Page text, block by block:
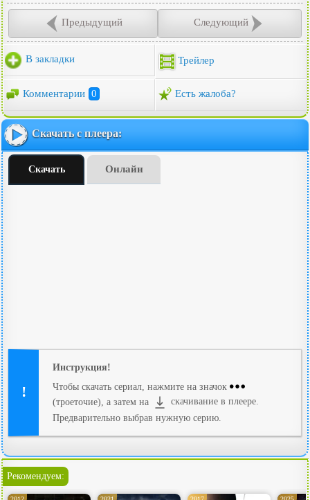
Предыдущий Следующий
В закладки Трейлер
Комментарии 0 Есть жалоба?
Скачать с плеера:
Скачать Онлайн
Инструкция!
Чтобы скачать сериал, нажмите на значок
(троеточие), а затем на
скачивание в плеере.
Предварительно выбрав нужную серию.
Рекомендуем: